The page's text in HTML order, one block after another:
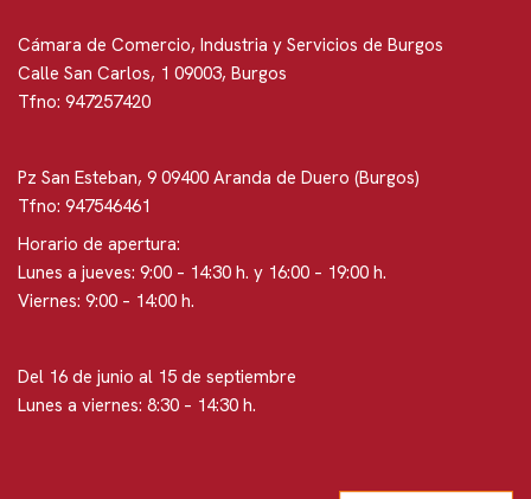
Cámara de Comercio, Industria y Servicios de Burgos
Calle San Carlos, 1 09003, Burgos
Tfno: 947257420
Pz San Esteban, 9 09400 Aranda de Duero (Burgos)
Tfno: 947546461
Horario de apertura:
Lunes a jueves: 9:00 – 14:30 h. y 16:00 – 19:00 h.
Viernes: 9:00 – 14:00 h.
Del 16 de junio al 15 de septiembre
Lunes a viernes: 8:30 – 14:30 h.